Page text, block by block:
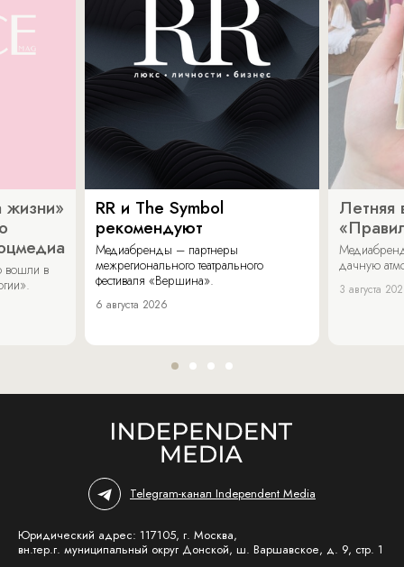
жизни»
вошли в
RR и The Symbol
рекомендуют
Медиабренды – партнеры
межрегионального театрального
фестиваля «Вершина».
6 августа 2026
Летняя
дачную
3 августа
Telegram-канал Independent Media
Юридический адрес: 117105, г. Москва,
вн.тер.г. муниципальный округ Донской, ш. Варшавское, д. 9, стр. 1